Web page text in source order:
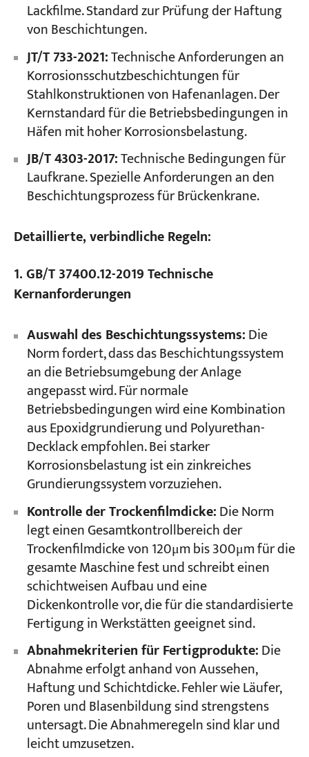
Lackfilme. Standard zur Prüfung der Haftung
von Beschichtungen.
JT/T 733-2021:Technische Anforderungen an
Korrosionsschutzbeschichtungen für
Stahlkonstruktionen von Hafenanlagen. Der
Kernstandard für die Betriebsbedingungen in
Häfen mit hoher Korrosionsbelastung.
JB/T 4303-2017:Technische Bedingungen für
Laufkrane. Spezielle Anforderungen an den
Beschichtungsprozess für Brückenkrane.
Detaillierte, verbindliche Regeln:
1. GB/T 37400.12-2019 Technische
Kernanforderungen
Auswahl des Beschichtungssystems:Die
Norm fordert, dass das Beschichtungssystem
an die Betriebsumgebung der Anlage
angepasst wird. Für normale
Betriebsbedingungen wird eine Kombination
aus Epoxidgrundierung und Polyurethan-
Decklack empfohlen. Bei starker
Korrosionsbelastung ist ein zinkreiches
Grundierungssystem vorzuziehen.
Kontrolle der Trockenfilmdicke:Die Norm
legt einen Gesamtkontrollbereich der
Trockenfilmdicke von 120μm bis 300μm für die
gesamte Maschine fest und schreibt einen
schichtweisen Aufbau und eine
Dickenkontrolle vor, die für die standardisierte
Fertigung in Werkstätten geeignet sind.
Abnahmekriterien für Fertigprodukte:Die
Abnahme erfolgt anhand von Aussehen,
Haftung und Schichtdicke. Fehler wie Läufer,
Poren und Blasenbildung sind strengstens
untersagt. Die Abnahmeregeln sind klar und
leicht umzusetzen.